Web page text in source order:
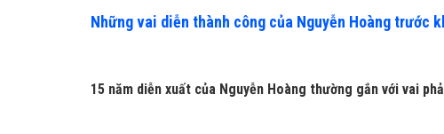
Những vai diễn thành công của Nguyễn Hoàng trước
15 năm diễn xuất của Nguyễn Hoàng thường gắn với vai